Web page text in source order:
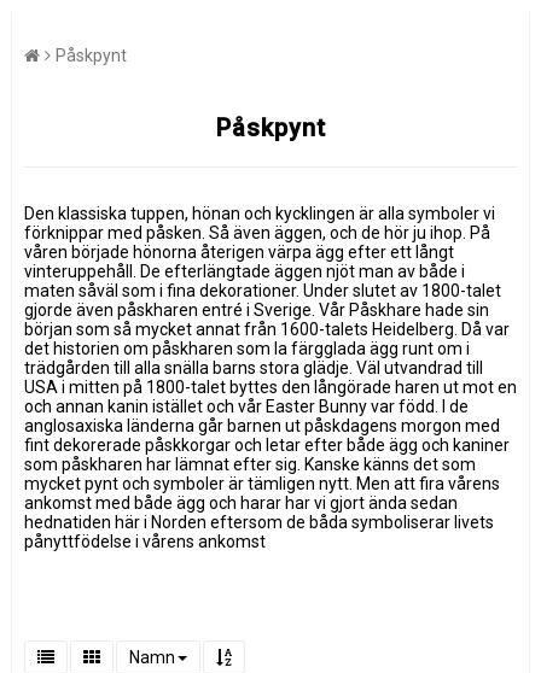
Påskpynt
Påskpynt
Den klassiska tuppen, hönan och kycklingen är alla symboler vi
förknippar med påsken. Så även äggen, och de hör ju ihop. På
våren började hönorna återigen värpa ägg efter ett långt
vinteruppehåll. De efterlängtade äggen njöt man av både i
maten såväl som i fina dekorationer. Under slutet av 1800-talet
gjorde även påskharen entré i Sverige. Vår Påskhare hade sin
början som så mycket annat från 1600-talets Heidelberg. Då var
det historien om påskharen som la färgglada ägg runt om i
trädgården till alla snälla barns stora glädje. Väl utvandrad till
USA i mitten på 1800-talet byttes den långörade haren ut mot en
och annan kanin istället och vår Easter Bunny var född. I de
anglosaxiska länderna går barnen ut påskdagens morgon med
fint dekorerade påskkorgar och letar efter både ägg och kaniner
som påskharen har lämnat efter sig. Kanske känns det som
mycket pynt och symboler är tämligen nytt. Men att fira vårens
ankomst med både ägg och harar har vi gjort ända sedan
hednatiden här i Norden eftersom de båda symboliserar livets
pånyttfödelse i vårens ankomst
Namn